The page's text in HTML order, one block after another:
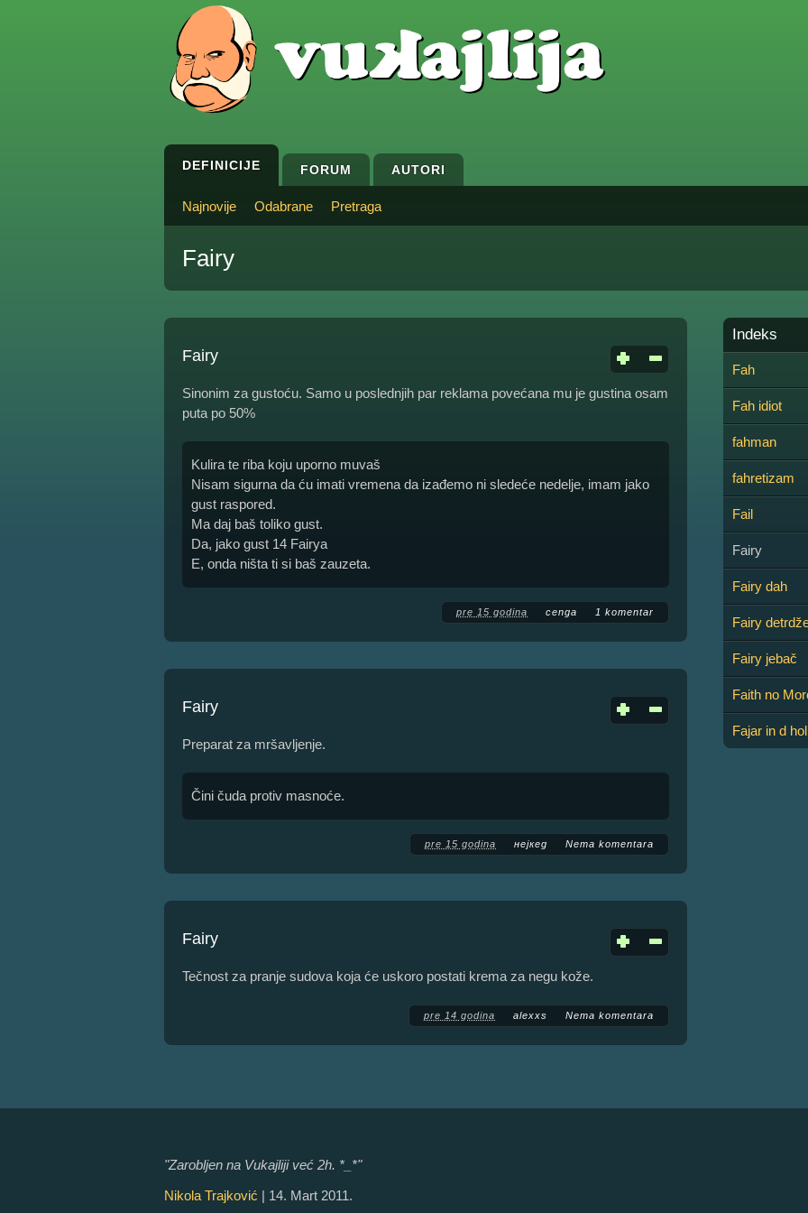
DEFINICIJE FORUM AUTORI
Najnovije Odabrane Pretraga
Fairy
Fairy
Sinonim za gustoću. Samo u poslednjih par reklama povećana mu je gustina osam
puta po 50%
Kulira te riba koju uporno muvaš
Nisam sigurna da ću imati vremena da izađemo ni sledeće nedelje, imam jako
gust raspored.
Ma daj baš toliko gust.
Da, jako gust 14 Fairya
E, onda ništa ti si baš zauzeta.
pre 15 godina cenga 1 komentar
Fairy
Preparat za mršavljenje.
Čini čuda protiv masnoće.
pre 15 godina нејкед Nema komentara
Fairy
Tečnost za pranje sudova koja će uskoro postati krema za negu kože.
pre 14 godina alexxs Nema komentara
Indeks
Fah
Fah idiot
fahman
fahretizam
Fail
Fairy
Fairy dah
Fairy
Fairy jebač
Faith no
Fajar in d hol
"Zarobljen na Vukajliji već 2h. *_*"
Nikola Trajković | 14. Mart 2011.